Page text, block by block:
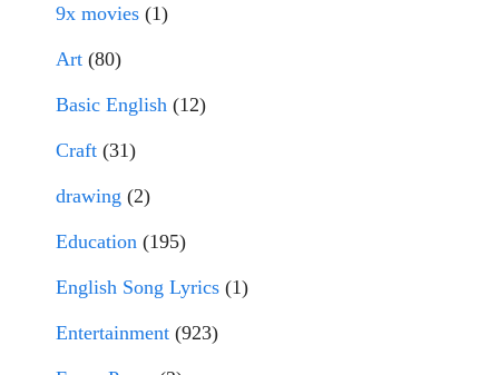
9x movies (1)
Art (80)
Basic English (12)
Craft (31)
drawing (2)
Education (195)
English Song Lyrics (1)
Entertainment (923)